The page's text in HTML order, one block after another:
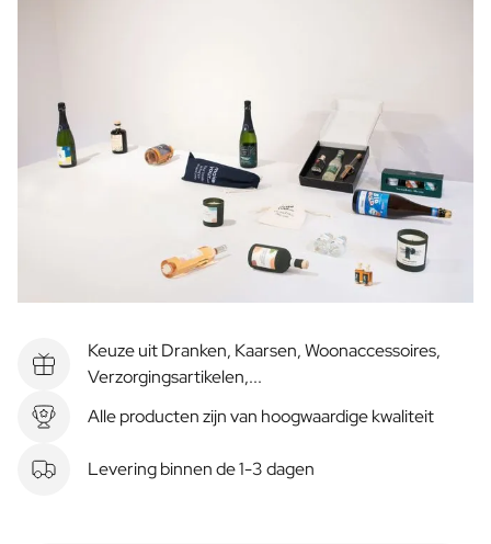
Keuze uit Dranken, Kaarsen, Woonaccessoires,
Verzorgingsartikelen,...
Alle producten zijn van hoogwaardige kwaliteit
Levering binnen de 1-3 dagen